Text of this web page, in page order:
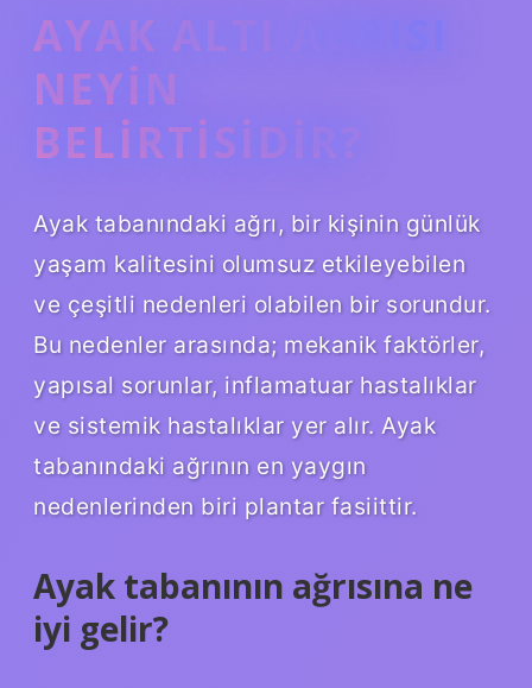
AYAK ALTI AĞRISI
NEYIN
BELIRTISIDIR?
Ayak tabanındaki ağrı, bir kişinin günlük
yaşam kalitesini olumsuz etkileyebilen
ve çeşitli nedenleri olabilen bir sorundur.
Bu nedenler arasında; mekanik faktörler,
yapısal sorunlar, inflamatuar hastalıklar
ve sistemik hastalıklar yer alır. Ayak
tabanındaki ağrının en yaygın
nedenlerinden biri plantar fasiittir.
Ayak tabanının ağrısına ne
iyi gelir?